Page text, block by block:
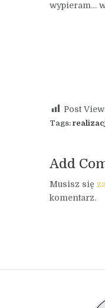
wypieram…
Post
Tags:
Add
Musisz się
komentarz.